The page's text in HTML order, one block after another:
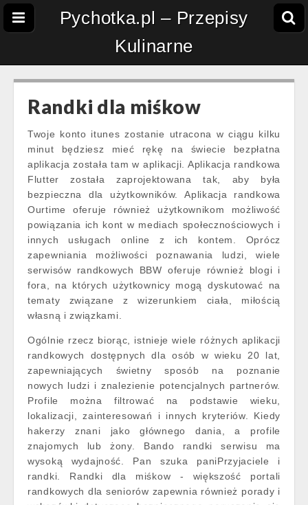
Pychotka.pl – Przepisy
Kulinarne
Randki dla miśkow
Twoje konto itunes zostanie utracona w ciągu kilku
minut będziesz mieć rękę na świecie bezpłatna
aplikacja została tam w aplikacji. Aplikacja randkowa
Flutter została zaprojektowana tak, aby była
bezpieczna dla użytkowników. Aplikacja randkowa
Ourtime oferuje również użytkownikom możliwość
powiązania ich kont w mediach społecznościowych i
innych usługach online z ich kontem. Oprócz
zapewniania możliwości poznawania ludzi, wiele
serwisów randkowych BBW oferuje również blogi i
fora, na których użytkownicy mogą dyskutować na
tematy związane z wizerunkiem ciała, miłością
własną i związkami.
Ogólnie rzecz biorąc, istnieje wiele różnych aplikacji
randkowych dostępnych dla osób w wieku 20 lat,
zapewniających świetny sposób na poznanie
nowych ludzi i znalezienie potencjalnych partnerów.
Profile można filtrować na podstawie wieku,
lokalizacji, zainteresowań i innych kryteriów. Kiedy
hakerzy znani jako głównego dania, a profile
znajomych lub żony. Bando randki serwisu ma
wysoką wydajność. Pan szuka paniPrzyjaciele i
randki. Randki dla miśkow - większość portali
randkowych dla seniorów zapewnia również porady i